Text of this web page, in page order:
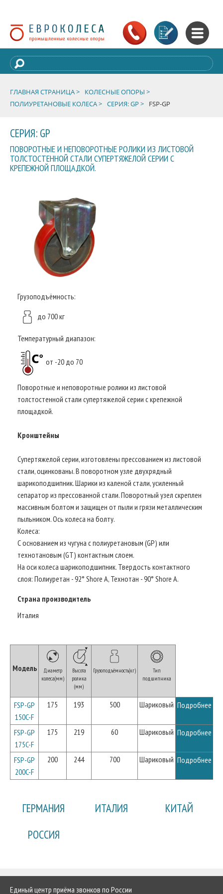
ГЛАВНАЯ СТРАНИЦА >
КОЛЕСНЫЕ ОПОРЫ >
ПОЛИУРЕТАНОВЫЕ КОЛЕСА > СЕРИЯ: GP > FSP-GP
СЕРИЯ: GP
ПОВОРОТНЫЕ И НЕПОВОРОТНЫЕ РОЛИКИ ИЗ ЛИСТОВОЙ
ТОЛСТОСТЕННОЙ СТАЛИ СУПЕРТЯЖЕЛОЙ СЕРИИ С
КРЕПЕЖНОЙ ПЛОЩАДКОЙ.
Грузоподъёмность:
до 700 кг
Температурный диапазон:
от -20 до 70
Поворотные и неповоротные ролики из листовой
толстостенной стали супертяжелой серии с крепежной
площадкой.
Кронштейны
Супертяжелой серии, изготовлены прессованием из листовой
стали, оцинкованы. В поворотном узле двухрядный
шарикоподшипник. Шарики из каленой стали, усиленный
сепаратор из прессованной стали. Поворотный узел скреплен
массивным болтом и защищен от пыли и грязи металлическим
пыльником. Ось колеса на болту.
Колеса:
С основанием из чугуна с полиуретановым (GP) или
технотановым (GT) контактным слоем.
На оси колеса шарикоподшипник. Твердость контактного
слоя: Полиуретан - 92° Shore A, Технотан - 90° Shore A.
Страна производитель
Италия
Модель
Диаметр
колеса(мм)
Высота
ролика
(мм)
Грузоподъёмность(кг)
Тип
подшипника
FSP-GP
150C-F
175 193 500 Шариковый Подробнее
FSP-GP
175C-F
175 219 60 Шариковый Подробнее
FSP-GP
200C-F
200 244 700 Шариковый Подробнее
ГЕРМАНИЯ ИТАЛИЯ
КИТАЙ
РОССИЯ
Единый центр приёма звонков по России